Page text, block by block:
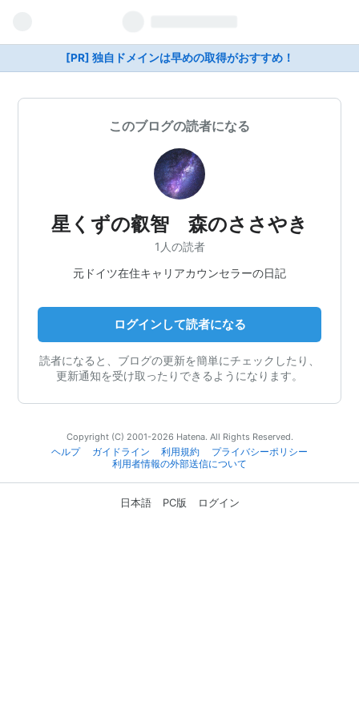
[PR] 独自ドメインは早めの取得がおすすめ！
このブログの読者になる
星くずの叡智 森のささやき
1人の読者
元ドイツ在住キャリアカウンセラーの日記
ログインして読者になる
読者になると、ブログの更新を簡単にチェックしたり、
更新通知を受け取ったりできるようになります。
Copyright (C) 2001-2026 Hatena. All Rights Reserved.
ヘルプ
ガイドライン 利用規約
プライバシーポリシー
利用者情報の外部送信について
日本語 PC版 ログイン